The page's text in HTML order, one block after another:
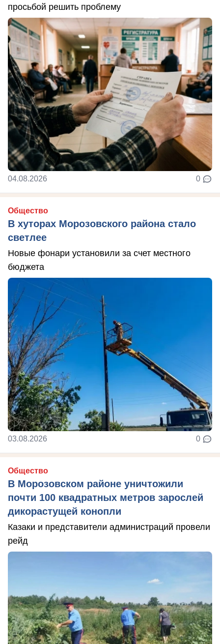
просьбой решить проблему
04.08.2026 0
Общество
В хуторах Морозовского района стало
светлее
Новые фонари установили за счет местного
бюджета
03.08.2026 0
Общество
В Морозовском районе уничтожили
почти 100 квадратных метров зарослей
дикорастущей конопли
Казаки и представители администраций провели
рейд